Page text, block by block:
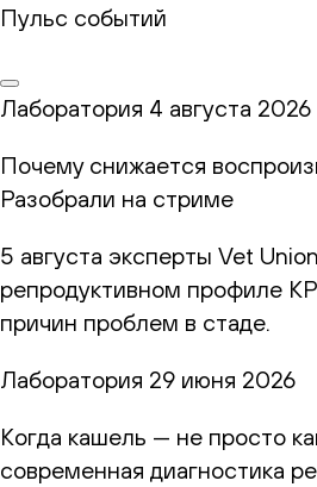
Пульс событий
Лаборатория 4 августа 2026
Почему снижается
Разобрали на стриме
5 августа эксперты Vet
репродуктивном профиле
причин проблем в стаде.
Лаборатория 29 июня 2026
Когда кашель — не просто
современная диагностика